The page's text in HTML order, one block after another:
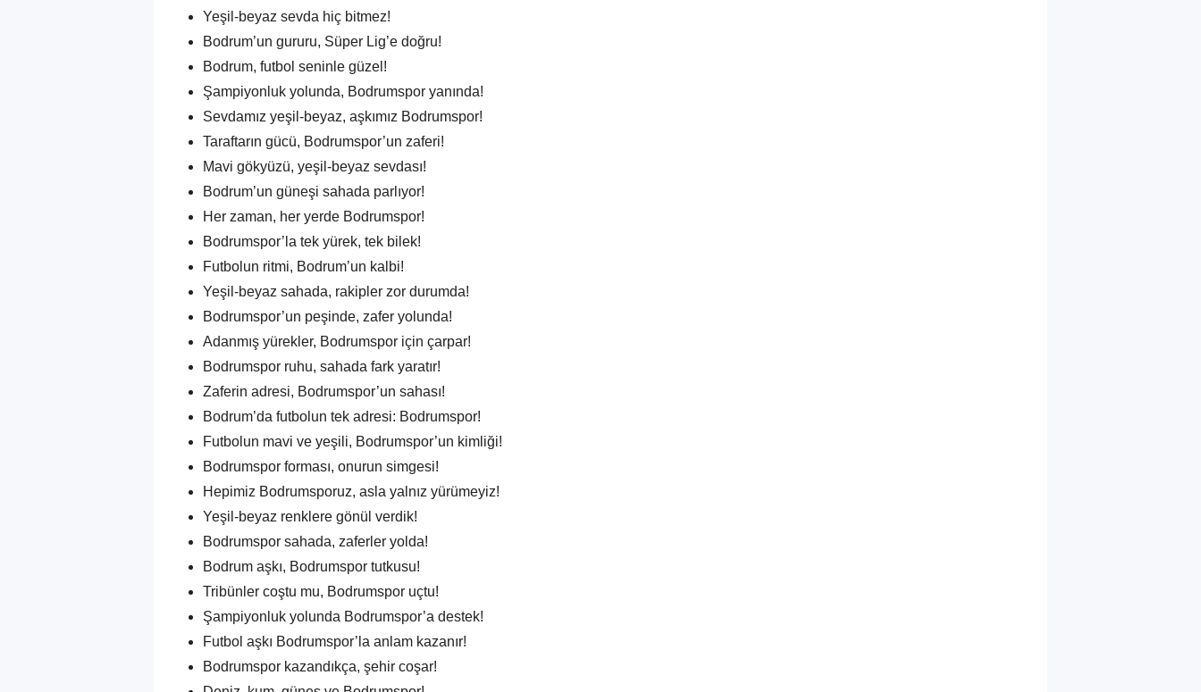
Yeşil-beyaz sevda hiç bitmez!
Bodrum’un gururu, Süper Lig’e doğru!
Bodrum, futbol seninle güzel!
Şampiyonluk yolunda, Bodrumspor yanında!
Sevdamız yeşil-beyaz, aşkımız Bodrumspor!
Taraftarın gücü, Bodrumspor’un zaferi!
Mavi gökyüzü, yeşil-beyaz sevdası!
Bodrum’un güneşi sahada parlıyor!
Her zaman, her yerde Bodrumspor!
Bodrumspor’la tek yürek, tek bilek!
Futbolun ritmi, Bodrum’un kalbi!
Yeşil-beyaz sahada, rakipler zor durumda!
Bodrumspor’un peşinde, zafer yolunda!
Adanmış yürekler, Bodrumspor için çarpar!
Bodrumspor ruhu, sahada fark yaratır!
Zaferin adresi, Bodrumspor’un sahası!
Bodrum’da futbolun tek adresi: Bodrumspor!
Futbolun mavi ve yeşili, Bodrumspor’un kimliği!
Bodrumspor forması, onurun simgesi!
Hepimiz Bodrumsporuz, asla yalnız yürümeyiz!
Yeşil-beyaz renklere gönül verdik!
Bodrumspor sahada, zaferler yolda!
Bodrum aşkı, Bodrumspor tutkusu!
Tribünler coştu mu, Bodrumspor uçtu!
Şampiyonluk yolunda Bodrumspor’a destek!
Futbol aşkı Bodrumspor’la anlam kazanır!
Bodrumspor kazandıkça, şehir coşar!